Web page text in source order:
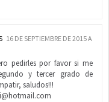
16 DE SEPTIEMBRE DE 2015 A
pedirles por favor si me
y tercer grado de
saludos!!!